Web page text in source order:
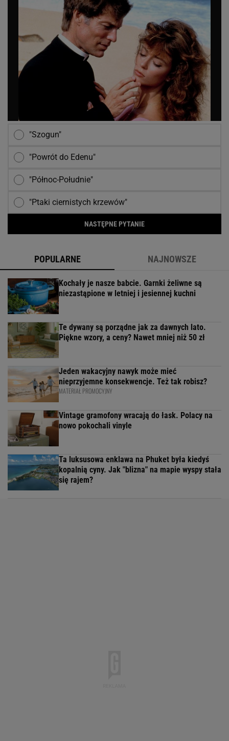
"Szogun"
"Powrót do Edenu"
"Północ-Południe"
"Ptaki ciernistych krzewów"
NASTĘPNE PYTANIE
POPULARNE NAJNOWSZE
Kochały je nasze babcie. Garnki żeliwne są
niezastąpione w letniej i jesiennej kuchni
Te dywany są porządne jak za dawnych lato.
Piękne wzory, a ceny? Nawet mniej niż 50 zł
Jeden wakacyjny nawyk może mieć
nieprzyjemne konsekwencje. Też tak robisz?
MATERIAŁ PROMOCYJNY
Vintage gramofony wracają do łask. Polacy na
nowo pokochali vinyle
Ta luksusowa enklawa na Phuket była kiedyś
kopalnią cyny. Jak "blizna" na mapie wyspy stała
się rajem?